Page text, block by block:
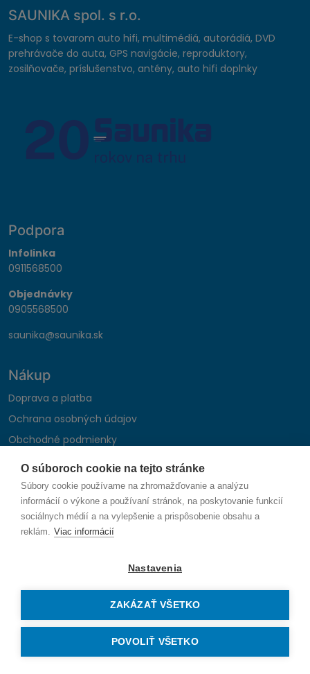
O súboroch cookie na tejto stránke
Súbory cookie používame na zhromažďovanie a analýzu
informácií o výkone a používaní stránok, na poskytovanie funkcií
sociálnych médií a na vylepšenie a prispôsobenie obsahu a
reklám. Viac informácií
Nastavenia
ZAKÁZAŤ VŠETKO
POVOLIŤ VŠETKO
SAUNIKA spol. s r.o.
E-shop s tovarom auto hifi, multimédiá, autorádiá, DVD
prehrávače do auta, GPS navigácie, reproduktory,
zosilňovače, príslušenstvo, antény, auto hifi doplnky
Podpora
Infolinka
0911568500
Objednávky
0905568500
saunika@saunika.sk
Nákup
Doprava a platba
Ochrana osobných údajov
Obchodné podmienky
Reklamačný poriadok
Montáž autohifi
Formulár na odstúpenie od zmluvy
Sledujte nás
Vytvorené na mieru oddenva.sk
Právo na odstúpenie od zmluvy — odoslať žiadosť o odstúpenie